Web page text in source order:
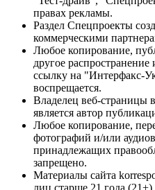
правах рекламы.
Раздел Спецпроекты
коммерческими
Любое копирование,
другое
ссылку на "Интерфакс-
воспрещается.
Владелец веб-страницы
является автор
Любое копирование,
фотографий и/или
принадлежащих
запрещено.
Материалы сайта
лиц старше 21 года